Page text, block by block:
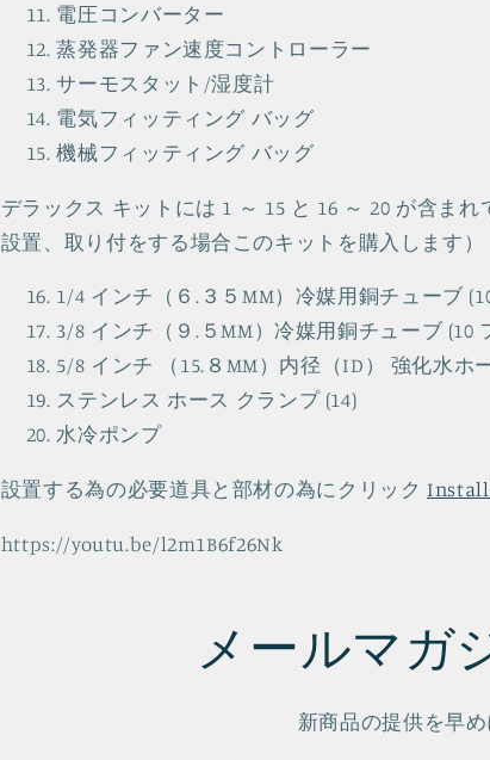
電圧コンバーター
蒸発器ファン速度コントローラー
サーモスタット/湿度計
電気フィッティング バッグ
機械フィッティング バッグ
デラックス キットには 1 ～ 15 と 16 ～ 20 が含ま
設置、取り付をする場合このキットを購入します）
1/4 インチ（６.３５MM）冷媒用銅チューブ
3/8 インチ（９.５MM）冷媒用銅チューブ (10
5/8 インチ （15.８MM）内径（ID） 強化水
ステンレス ホース クランプ (14)
水冷ポンプ
設置する為の必要道具と部材の為にクリック
https://youtu.be/l2m1B6f26Nk
メールマガ
新商品の提供を早